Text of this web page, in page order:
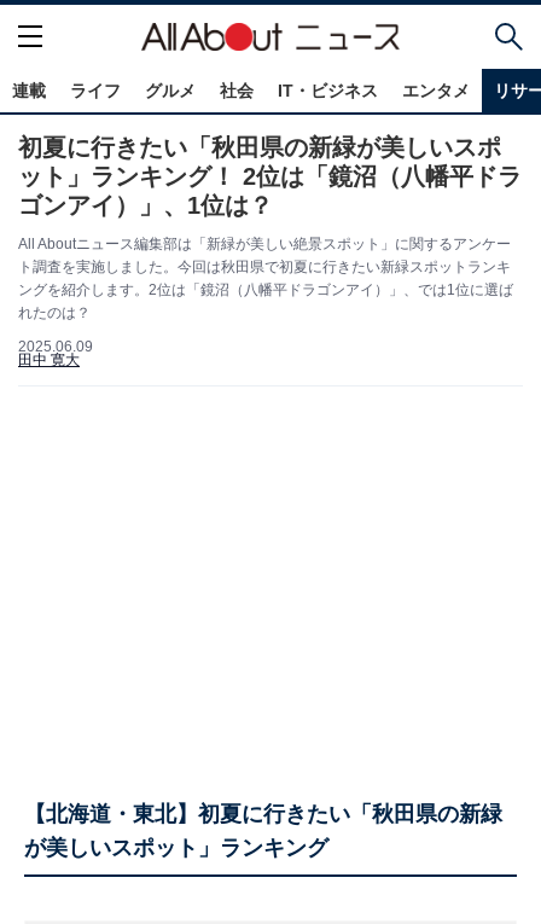
連載 ライフ グルメ 社会 IT・ビジネス エンタメ リサ
初夏に行きたい「秋田県の新緑が美しいスポ
ット」ランキング！ 2位は「鏡沼（八幡平ドラ
ゴンアイ）」、1位は？
All Aboutニュース編集部は「新緑が美しい絶景スポット」に関するアンケー
ト調査を実施しました。今回は秋田県で初夏に行きたい新緑スポットランキ
ングを紹介します。2位は「鏡沼（八幡平ドラゴンアイ）」、では1位に選ば
れたのは？
2025.06.09
田中 寛大
【北海道・東北】初夏に行きたい「秋田県の新緑
が美しいスポット」ランキング